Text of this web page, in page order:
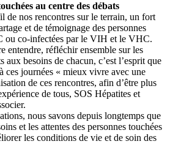
au centre des débats
de nos rencontres sur le terrain, un fort
et de témoignage des personnes
ou co-infectées par le VIH et le VHC.
entendre, réfléchir ensemble sur les
aux besoins de chacun, c’est l’esprit que
ces journées « mieux vivre avec une
de ces rencontres, afin d’être plus
de tous, SOS Hépatites et
nous savons depuis longtemps que
et les attentes des personnes touchées
les conditions de vie et de soin des